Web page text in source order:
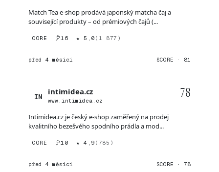
Match Tea e-shop prodává japonský matcha čaj a
související produkty – od prémiových čajů (...
CORE 16 ★ 5,0 (1 877)
před 4 měsíci SCORE · 81
IN
intimidea.cz
www.intimidea.cz
78
Intimidea.cz je český e-shop zaměřený na prodej
kvalitního bezešvého spodního prádla a mod...
CORE 10 ★ 4,9 (785)
před 4 měsíci SCORE · 78